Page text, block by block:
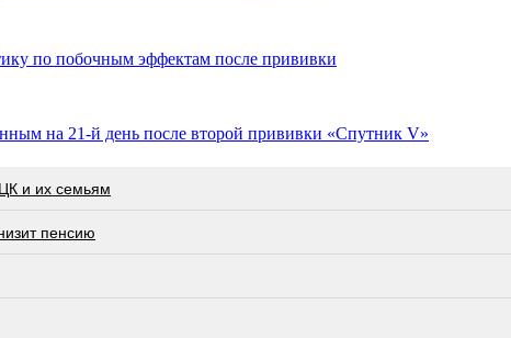
по побочным эффектам после прививки
на 21-й день после второй прививки «Спутник V»
и их семьям
пенсию